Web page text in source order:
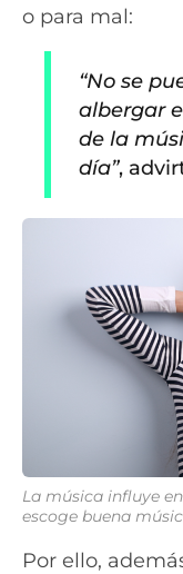
o para mal:
“No se
albergar
de la
día”,
La música influye
escoge buena
Por ello,